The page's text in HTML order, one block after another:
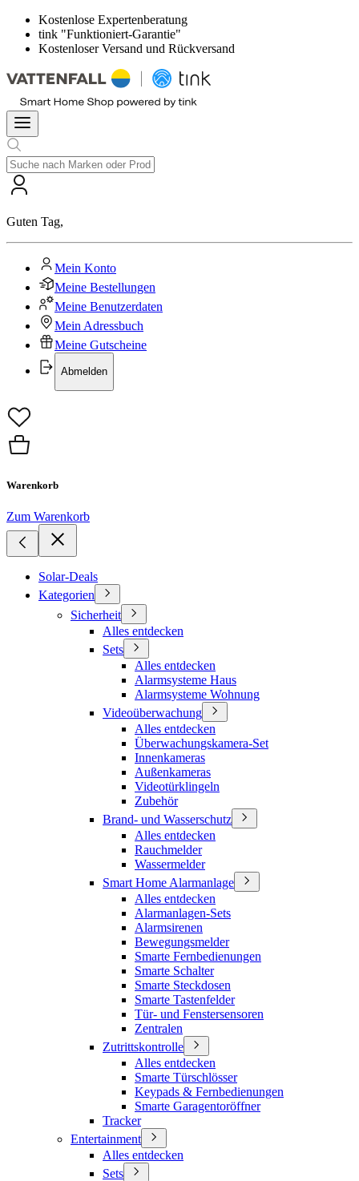
Kostenlose Expertenberatung
tink "Funktioniert-Garantie"
Kostenloser Versand und Rückversand
Guten Tag,
Mein Konto
Meine Bestellungen
Meine Benutzerdaten
Mein Adressbuch
Meine Gutscheine
Abmelden
Warenkorb
Zum Warenkorb
Solar-Deals
Kategorien
Sicherheit
Alles entdecken
Sets
Alles entdecken
Alarmsysteme Haus
Alarmsysteme Wohnung
Videoüberwachung
Alles entdecken
Überwachungskamera-Set
Innenkameras
Außenkameras
Videotürklingeln
Zubehör
Brand- und Wasserschutz
Alles entdecken
Rauchmelder
Wassermelder
Smart Home Alarmanlage
Alles entdecken
Alarmanlagen-Sets
Alarmsirenen
Bewegungsmelder
Smarte Fernbedienungen
Smarte Schalter
Smarte Steckdosen
Smarte Tastenfelder
Tür- und Fenstersensoren
Zentralen
Zutrittskontrolle
Alles entdecken
Smarte Türschlösser
Keypads & Fernbedienungen
Smarte Garagentoröffner
Tracker
Entertainment
Alles entdecken
Sets